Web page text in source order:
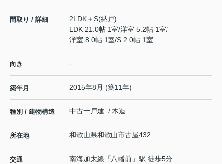
間取り / 詳細
2LDK＋S(納戸)
LDK 21.0帖 1室/洋室 5.2帖 1室/
洋室 8.0帖 1室/S 2.0帖 1室
向き -
築年月 2015年8月 (築11年)
種別 / 建物構造 中古一戸建 / 木造
所在地 和歌山県和歌山市古屋432
交通 南海加太線 「 八幡前 」駅 徒歩5分